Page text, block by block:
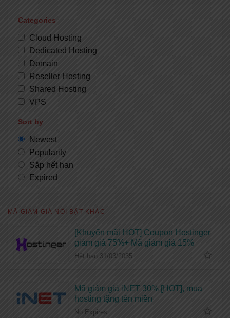
Categories
Cloud Hosting
Dedicated Hosting
Domain
Reseller Hosting
Shared Hosting
VPS
Sort by
Newest
Popularity
Sắp hết hạn
Expired
MÃ GIẢM GIÁ NỔI BẬT KHÁC
[Khuyến mãi HOT] Coupon Hostinger
giảm giá 75%+ Mã giảm giá 15%
Hết hạn 31/03/2035
Mã giảm giá iNET 30% [HOT], mua
hosting tặng tên miền
No Expires